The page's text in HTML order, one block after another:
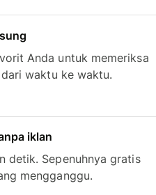
Anda untuk memeriksa
waktu ke waktu.
iklan
detik. Sepenuhnya gratis
mengganggu.